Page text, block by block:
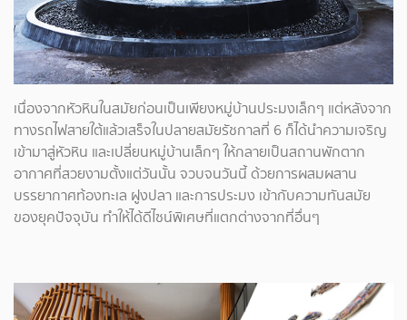
เนื่องจากหัวหินในสมัยก่อนเป็นเพียงหมู่บ้านประมงเล็กๆ แต่หลังจาก
ทางรถไฟสายใต้แล้วเสร็จในปลายสมัยรัชกาลที่ 6 ก็ได้นำความเจริญ
เข้ามาสู่หัวหิน และเปลี่ยนหมู่บ้านเล็กๆ ให้กลายเป็นสถานพักตาก
อากาศที่สวยงามตั้งแต่วันนั้น จวบจนวันนี้ ด้วยการผสมผสาน
บรรยากาศท้องทะเล ฝูงปลา และการประมง เข้ากับความทันสมัย
ของยุคปัจจุบัน ทำให้ได้ดีไซน์พิเศษที่แตกต่างจากที่อื่นๆ